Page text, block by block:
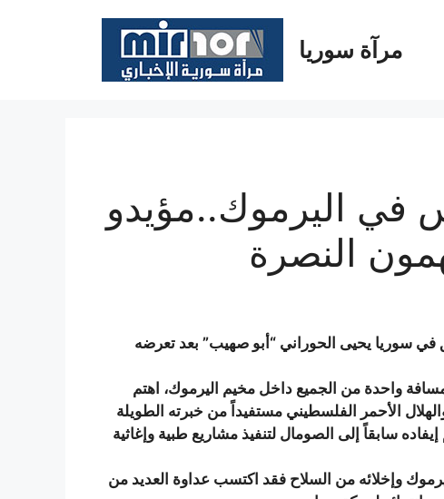
مرآة سوريا
في اليرموك..مؤيدو
النصرة
سوريا يحيى الحوراني “أبو صهيب” بعد تعرضه
واحدة من الجميع داخل مخيم اليرموك، اهتم
الأحمر الفلسطيني مستفيداً من خبرته الطويلة
سابقاً إلى الصومال لتنفيذ مشاريع طبية وإغاثية
وإخلائه من السلاح فقد اكتسب عداوة العديد من